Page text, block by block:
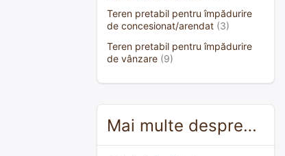
Teren pretabil pentru împădurire
de concesionat/arendat (3)
Teren pretabil pentru împădurire
de vânzare (9)
Mai multe despre…